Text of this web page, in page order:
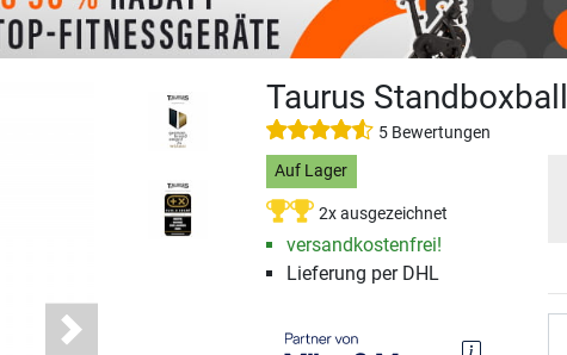
Next
Taurus Standboxball
5 Bewertungen
Auf Lager
2x ausgezeichnet
versandkostenfrei!
Lieferung per DHL